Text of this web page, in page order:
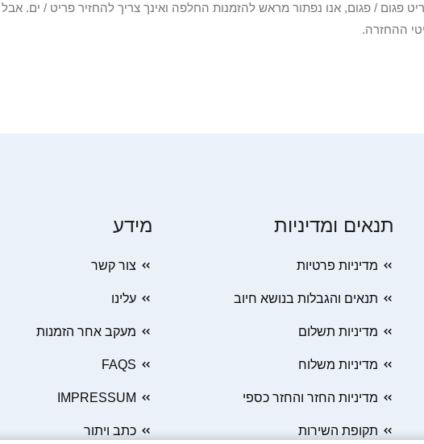
תוך 30 יום או שקיבלת פריט פגום / פגום, אנו נפתור מראש להזמנות החלפה ואינך צריך להחזיר
ההחזרה.
תנאים ומדיניות
מדיניות פרטיות
תנאים והגבלות בנושא חיוב
מדיניות תשלום
מדיניות משלוח
מדיניות החזר והחזר כספי
תקופת השירות
מידע
צור קשר
עלינו
מעקב אחר הזמנות
FAQS
IMPRESSUM
כתב ויתור